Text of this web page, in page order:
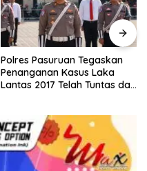
Kades Semampir Lantik
Empat Pejabat Baru, Perkuat
Kinerja Pemerintahan Desa